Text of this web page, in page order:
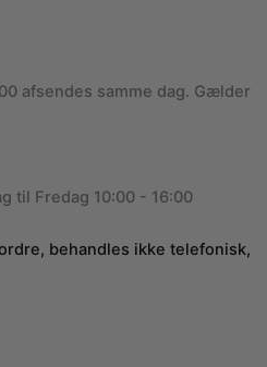
afsendes samme dag. Gælder
til Fredag 10:00 - 16:00
behandles ikke telefonisk,